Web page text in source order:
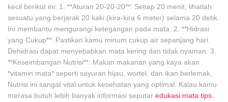
kecil berikut ini: 1. **Aturan 20-20-20**: Setiap 20 menit, lihatlah
sesuatu yang berjarak 20 kaki (kira-kira 6 meter) selama 20 detik.
Ini membantu mengurangi ketegangan pada mata. 2. **Hidrasi
yang Cukup**: Pastikan kamu minum cukup air sepanjang hari.
Dehidrasi dapat menyebabkan mata kering dan tidak nyaman. 3.
**Keseimbangan Nutrisi**: Makan makanan yang kaya akan
*vitamin mata* seperti sayuran hijau, wortel, dan ikan berlemak.
Nutrisi ini sangat vital untuk kesehatan yang optimal. Kalau kamu
merasa butuh lebih banyak informasi seputar edukasi mata tips